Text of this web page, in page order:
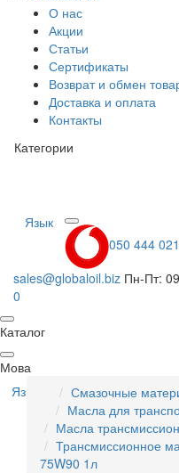
О нас
Акции
Статьи
Сертификаты
Возврат и обмен
Доставка и оплата
Контакты
Категории
Язык
050 444
sales@globaloil.biz Пн-Пт:
0
Каталог
Мова
Язык
Смазочные
Масла для
Масла
Трансмиссионное
75W90 1л